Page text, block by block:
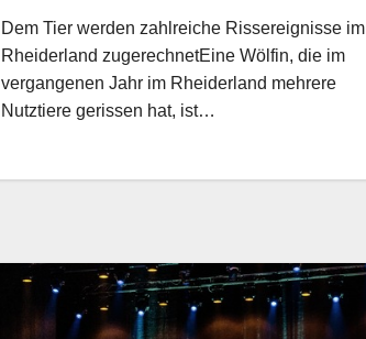
Dem Tier werden zahlreiche Rissereignisse im
Rheiderland zugerechnetEine Wölfin, die im
vergangenen Jahr im Rheiderland mehrere
Nutztiere gerissen hat, ist…